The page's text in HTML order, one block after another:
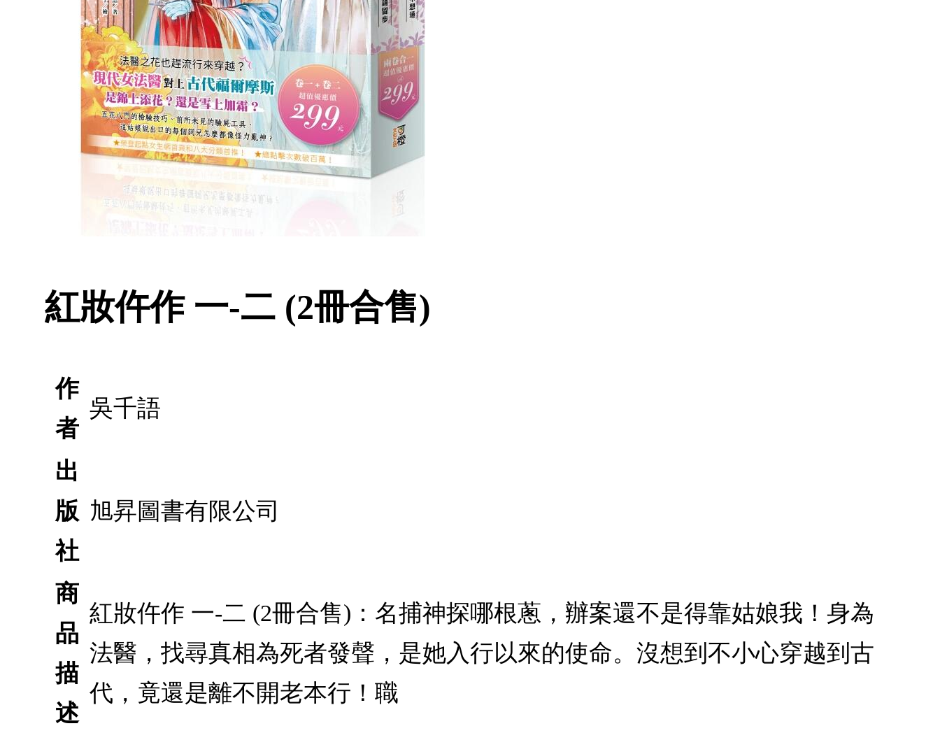
紅妝仵作 一-二 (2冊合售)
作
者
吳千語
出
版
社
旭昇圖書有限公司
商
品
描
述
紅妝仵作 一-二 (2冊合售)：名捕神探哪根蔥，辦案還不是得靠姑娘我！身為
法醫，找尋真相為死者發聲，是她入行以來的使命。沒想到不小心穿越到古
代，竟還是離不開老本行！職